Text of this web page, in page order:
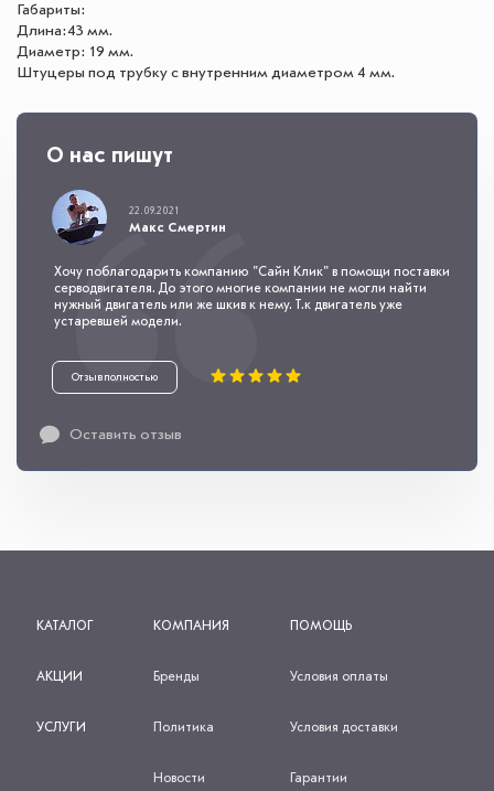
Габариты:
Длина:43 мм.
Диаметр: 19 мм.
Штуцеры под трубку с внутренним диаметром 4 мм.
О нас пишут
Оставить отзыв
22.09.2021
Макс Смертин
Хочу поблагодарить компанию "Сайн Клик" в помощи поставки
серводвигателя. До этого многие компании не могли найти
нужный двигатель или же шкив к нему. Т.к двигатель уже
устаревшей модели.
Отзыв полностью
КАТАЛОГ
АКЦИИ
УСЛУГИ
КОМПАНИЯ
Бренды
Политика
Новости
ПОМОЩЬ
Условия оплаты
Условия доставки
Гарантии